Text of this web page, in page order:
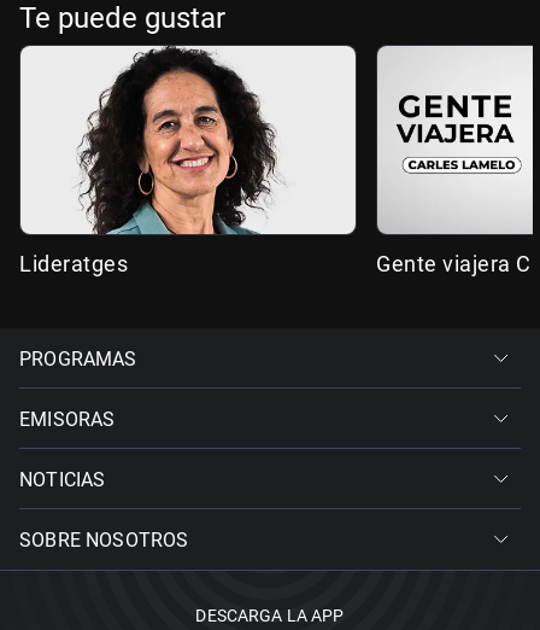
Te puede gustar
Lideratges Gente viajera
PROGRAMAS
EMISORAS
NOTICIAS
SOBRE NOSOTROS
DESCARGA LA APP